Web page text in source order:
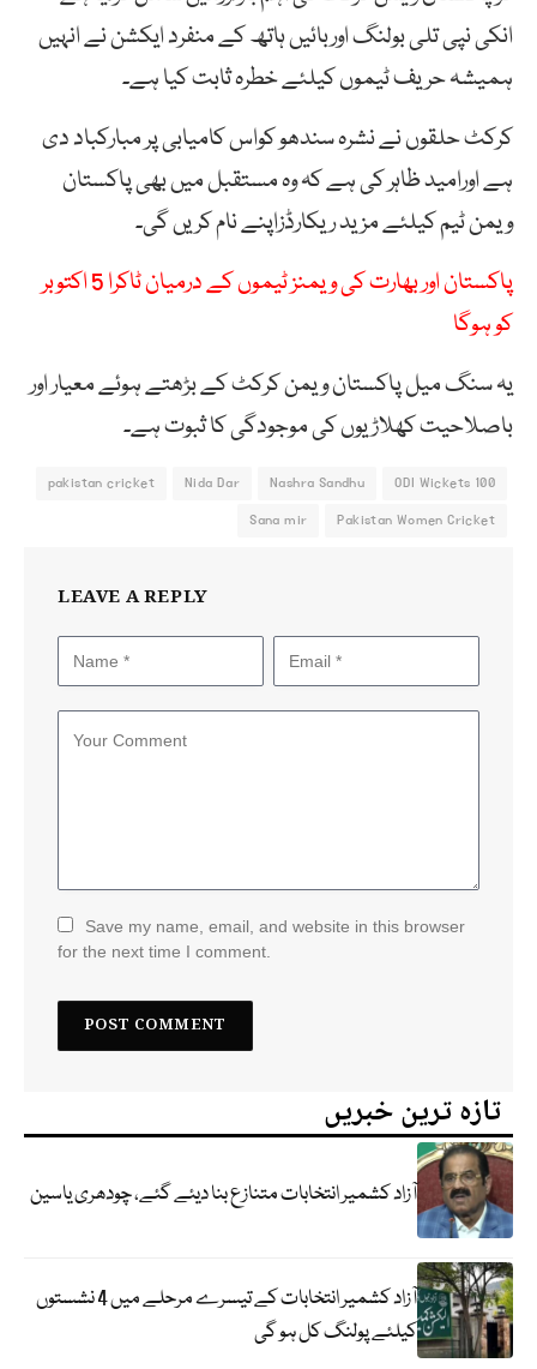
انکی نپی تلی بولنگ اوربائیں ہاتھ کے منفرد ایکشن نے انہیں
ہمیشہ حریف ٹیموں کیلئے خطرہ ثابت کیا ہے۔
کرکٹ حلقوں نے نشرہ سندھو کواس کامیابی پر مبارکباد دی
ہے اورامید ظاہر کی ہے کہ وہ مستقبل میں بھی پاکستان
ویمن ٹیم کیلئے مزید ریکارڈزاپنے نام کریں گی۔
پاکستان اور بھارت کی ویمنز ٹیموں کے درمیان ٹاکرا 5 اکتوبر
کو ہوگا
یہ سنگ میل پاکستان ویمن کرکٹ کے بڑھتے ہوئے معیار اور
باصلاحیت کھلاڑیوں کی موجودگی کا ثبوت ہے۔
100 ODI Wickets
Nashra Sandhu
Nida Dar
pakistan cricket
Pakistan Women Cricket
Sana mir
LEAVE A REPLY
Save my name, email, and website in this browser
for the next time I comment.
تازہ ترین خبریں
آزاد کشمیر انتخابات متنازع بنا دیئے گئے، چودھری یاسین
آزاد کشمیر انتخابات کے تیسرے مرحلے میں 4 نشستوں
کیلئے پولنگ کل ہو گی